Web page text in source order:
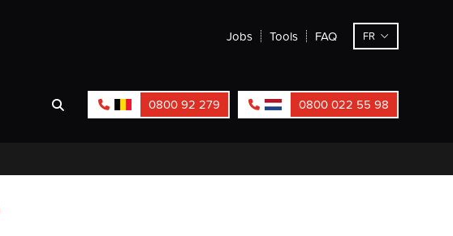
Jobs Tools FAQ FR
0800 92 279 0800 022 55 98